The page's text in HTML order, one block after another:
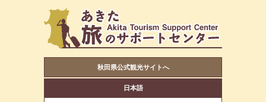
秋田県公式観光サイトへ
日本語